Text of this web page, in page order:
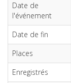
Date de
l'événement
Date de fin
Places
Enregistrés